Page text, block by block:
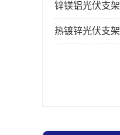
锌镁铝光伏支架
热镀锌光伏支架